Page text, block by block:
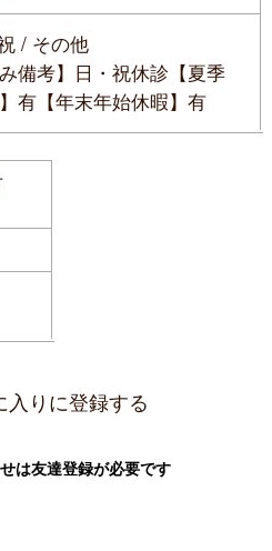
/ その他
み備考】日・祝休診【夏季
有【年末年始休暇】有
入りに登録する
は友達登録が必要です